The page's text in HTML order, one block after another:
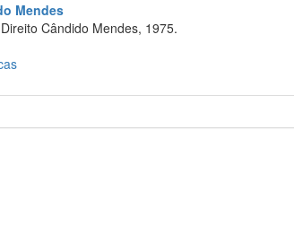
Mendes
Cândido Mendes, 1975.